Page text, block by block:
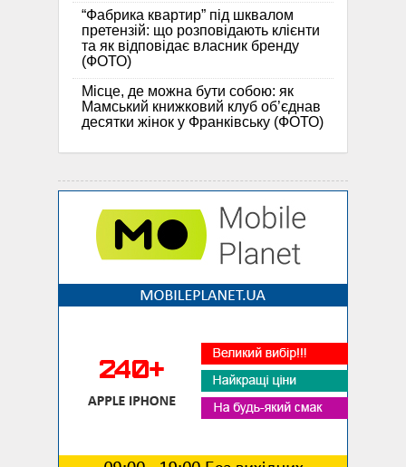
“Фабрика квартир” під шквалом
претензій: що розповідають клієнти
та як відповідає власник бренду
(ФОТО)
Місце, де можна бути собою: як
Мамський книжковий клуб об’єднав
десятки жінок у Франківську (ФОТО)